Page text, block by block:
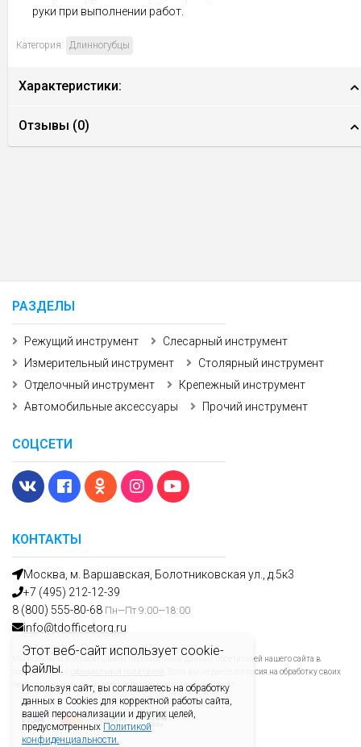
Этот веб-сайт использует cookie-
файлы.
Используя сайт, вы соглашаетесь на обработку
данных в Cookies для корректной работы сайта,
вашей персонализации и других целей,
предусмотренных Политикой
конфиденциальности.
руки при выполнении работ.
Категория: Длинногубцы
Характеристики:
Отзывы (0)
КОНТАКТЫ
Москва, м. Варшавская, Болотниковская ул., д.5к3
+7 (495) 212-12-39
8 (800) 555-80-68 Пн—Пт 9:00—18:00
info@tdofficetorg.ru
Мы получаем и обрабатываем персональные данные посетителей нашего сайта в
соответствии с
. Если вы не даете согласия на обработку своих
персональных данных, вам необходимо покинуть наш сайт.
РАЗДЕЛЫ
Режущий инструмент
Слесарный инструмент
Измерительный инструмент
Столярный инструмент
Отделочный инструмент
Крепежный инструмент
Автомобильные аксессуары
Прочий инструмент
СОЦСЕТИ